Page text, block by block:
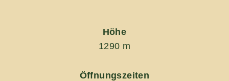
Höhe
1290 m
Öffnungszeiten